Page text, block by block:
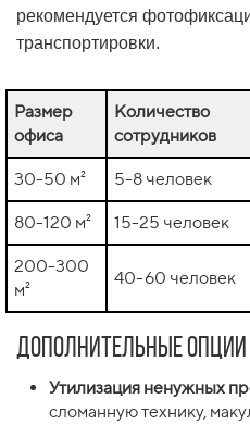
рекомендуется
транспортировки.
Размер
офиса
Количество
сотрудников
30-50 м² 5-8 человек
80-120 м² 15-25 человек
200-300
м²
40-60 человек
Дополнительные опции
Утилизация ненужных
сломанную технику,